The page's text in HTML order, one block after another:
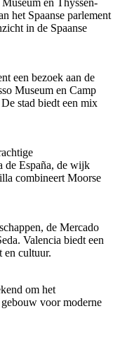
en Thyssen-
het Spaanse parlement
in de Spaanse
een bezoek aan de
Museum en Camp
stad biedt een mix
de España, de wijk
combineert Moorse
de Mercado
Valencia biedt een
en cultuur.
om het
voor moderne